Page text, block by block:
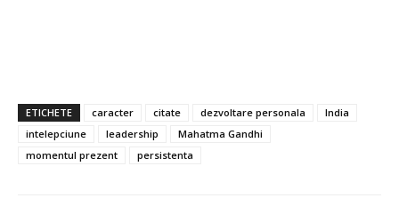
ETICHETE caracter citate dezvoltare personala
India
intelepciune
leadership
Mahatma Gandhi
momentul prezent
persistenta